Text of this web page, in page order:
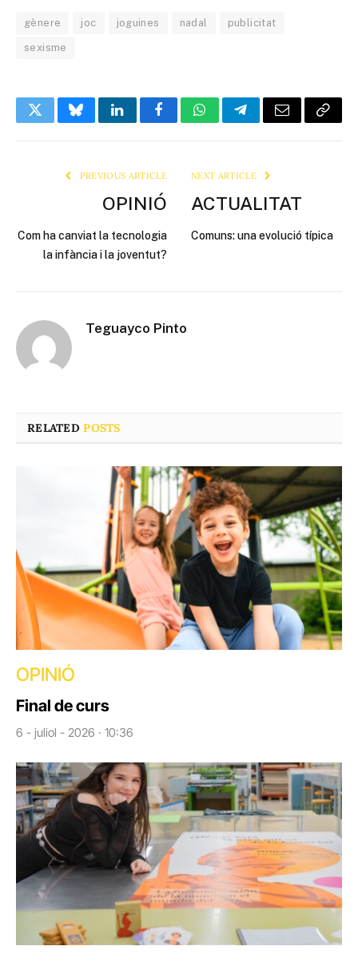
gènere joc joguines nadal publicitat
sexisme
TwitterBlueskyLinkedInFacebookWhatsAppTelegramEmail Copy
PREVIOUS ARTICLE
OPINIÓ
Com ha canviat la tecnologia
la infància i la joventut?
NEXT ARTICLE
ACTUALITAT
Comuns: una evolució típica
Teguayco Pinto
RELATEDPOSTS
OPINIÓ
Final de curs
6 - juliol - 2026 · 10:36